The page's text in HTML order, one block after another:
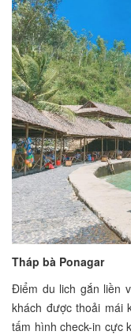
Tháp bà Ponagar
Điểm du lich gắn liền
khách được thoải mái
tấm hình check-in cực